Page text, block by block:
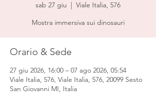
sab 27 giu
  |
Viale Italia, 576
Mostra immersiva sui dinosauri
Orario & Sede
27 giu 2026, 16:00 – 07 ago 2026, 05:54
Viale Italia, 576, Viale Italia, 576, 20099 Sesto
San Giovanni MI, Italia